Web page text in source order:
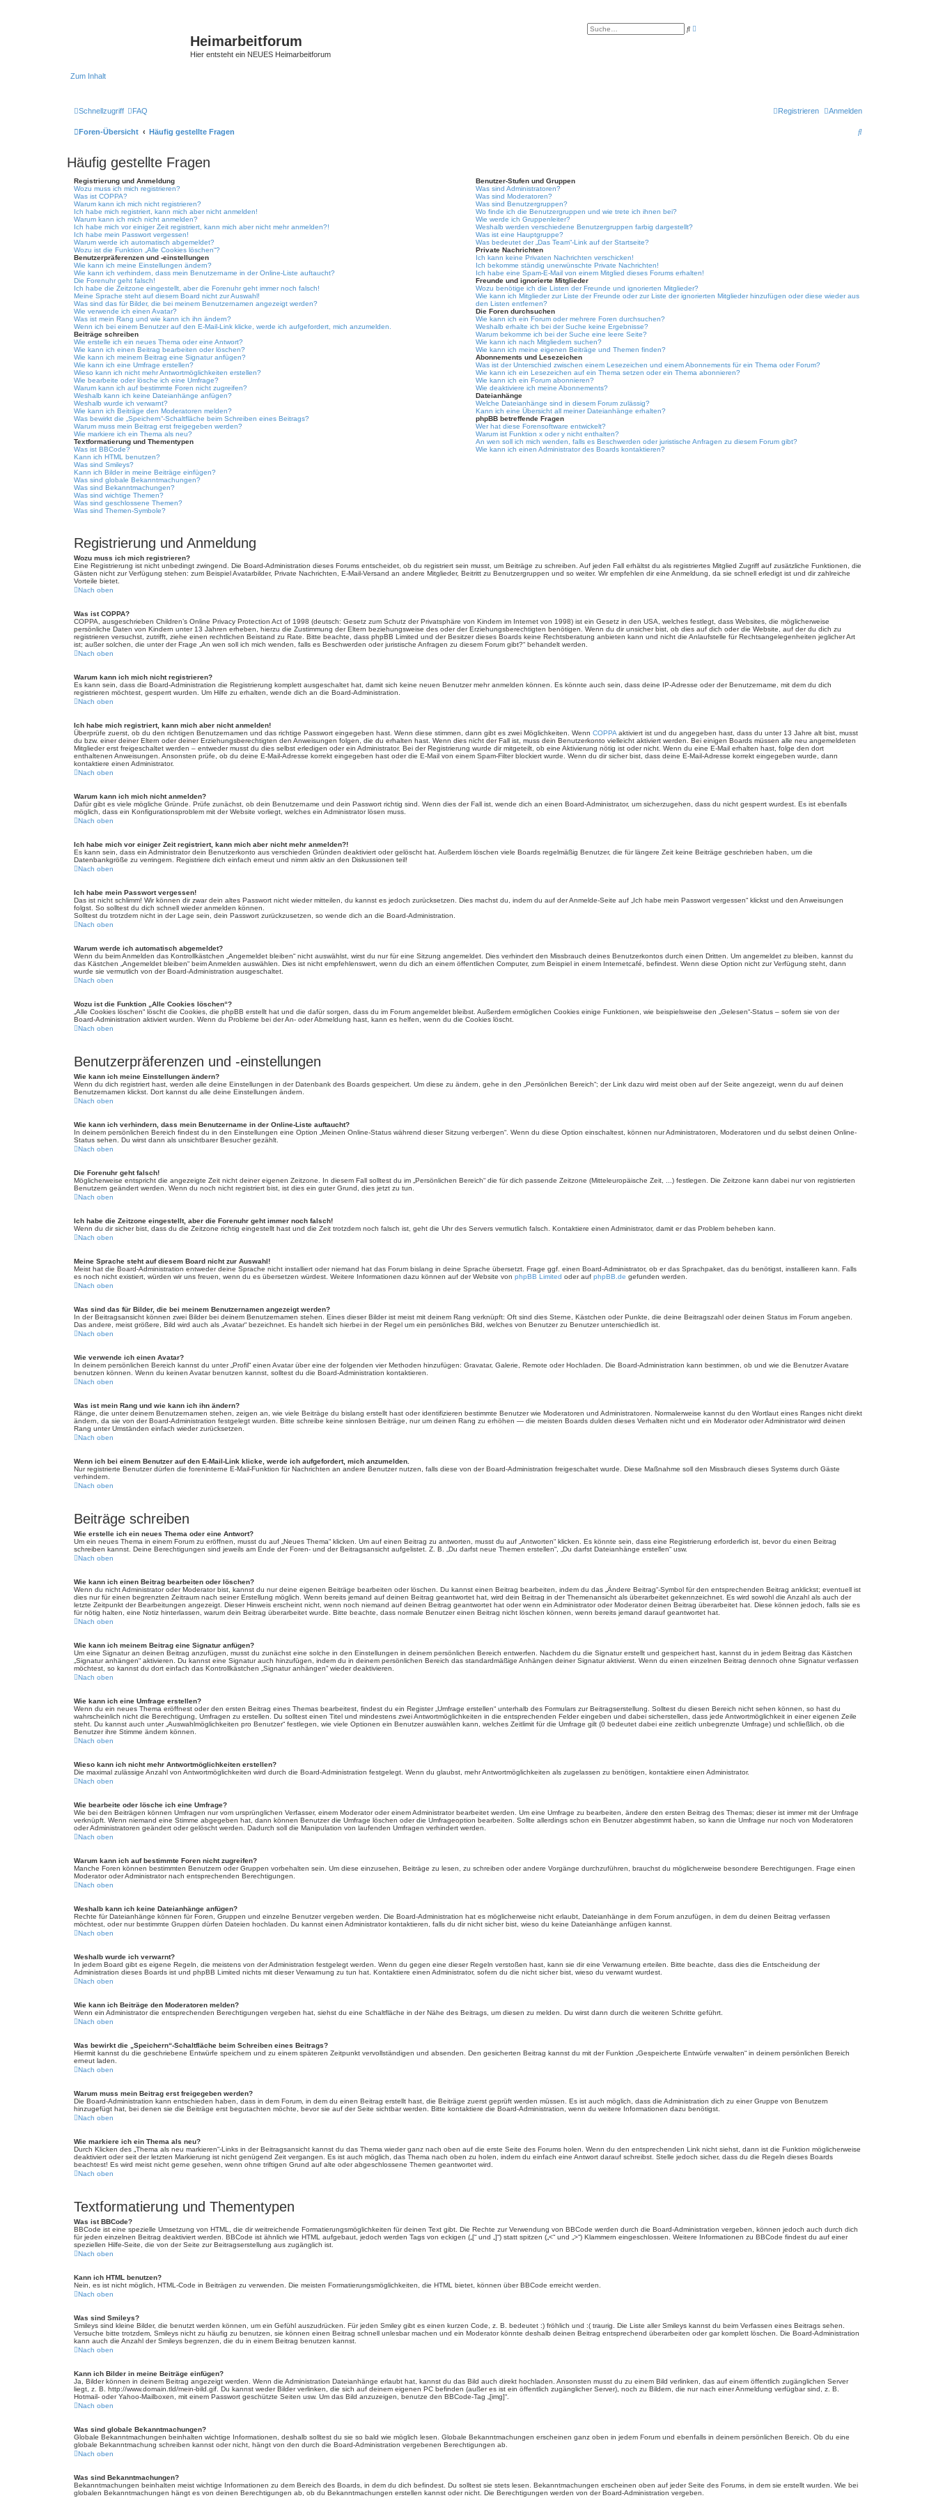
Heimarbeitforum
Hier entsteht ein NEUES Heimarbeitforum
Zum Inhalt
S
Schnellzugriff FAQ Anmelden
Registrieren
Foren-Übersicht Häufig gestellte Fragen
S
Häufig gestellte Fragen
Registrierung und Anmeldung
Wozu muss ich mich registrieren?
Was ist COPPA?
Warum kann ich mich nicht registrieren?
Ich habe mich registriert, kann mich aber nicht anmelden!
Warum kann ich mich nicht anmelden?
Ich habe mich vor einiger Zeit registriert, kann mich aber nicht mehr anmelden?!
Ich habe mein Passwort vergessen!
Warum werde ich automatisch abgemeldet?
Wozu ist die Funktion „Alle Cookies löschen“?
Benutzerpräferenzen und -einstellungen
Wie kann ich meine Einstellungen ändern?
Wie kann ich verhindern, dass mein Benutzername in der Online-Liste auftaucht?
Die Forenuhr geht falsch!
Ich habe die Zeitzone eingestellt, aber die Forenuhr geht immer noch falsch!
Meine Sprache steht auf diesem Board nicht zur Auswahl!
Was sind das für Bilder, die bei meinem Benutzernamen angezeigt werden?
Wie verwende ich einen Avatar?
Was ist mein Rang und wie kann ich ihn ändern?
Wenn ich bei einem Benutzer auf den E-Mail-Link klicke, werde ich aufgefordert, mich anzumelden.
Beiträge schreiben
Wie erstelle ich ein neues Thema oder eine Antwort?
Wie kann ich einen Beitrag bearbeiten oder löschen?
Wie kann ich meinem Beitrag eine Signatur anfügen?
Wie kann ich eine Umfrage erstellen?
Wieso kann ich nicht mehr Antwortmöglichkeiten erstellen?
Wie bearbeite oder lösche ich eine Umfrage?
Warum kann ich auf bestimmte Foren nicht zugreifen?
Weshalb kann ich keine Dateianhänge anfügen?
Weshalb wurde ich verwarnt?
Wie kann ich Beiträge den Moderatoren melden?
Was bewirkt die „Speichern“-Schaltfläche beim Schreiben eines Beitrags?
Warum muss mein Beitrag erst freigegeben werden?
Wie markiere ich ein Thema als neu?
Textformatierung und Thementypen
Was ist BBCode?
Kann ich HTML benutzen?
Was sind Smileys?
Kann ich Bilder in meine Beiträge einfügen?
Was sind globale Bekanntmachungen?
Was sind Bekanntmachungen?
Was sind wichtige Themen?
Was sind geschlossene Themen?
Was sind Themen-Symbole?
Benutzer-Stufen und Gruppen
Was sind Administratoren?
Was sind Moderatoren?
Was sind Benutzergruppen?
Wo finde ich die Benutzergruppen und wie trete ich ihnen bei?
Wie werde ich Gruppenleiter?
Weshalb werden verschiedene Benutzergruppen farbig dargestellt?
Was ist eine Hauptgruppe?
Was bedeutet der „Das Team“-Link auf der Startseite?
Private Nachrichten
Ich kann keine Privaten Nachrichten verschicken!
Ich bekomme ständig unerwünschte Private Nachrichten!
Ich habe eine Spam-E-Mail von einem Mitglied dieses Forums erhalten!
Freunde und ignorierte Mitglieder
Wozu benötige ich die Listen der Freunde und ignorierten Mitglieder?
Wie kann ich Mitglieder zur Liste der Freunde oder zur Liste der ignorierten Mitglieder hinzufügen oder diese wieder aus
den Listen entfernen?
Die Foren durchsuchen
Wie kann ich ein Forum oder mehrere Foren durchsuchen?
Weshalb erhalte ich bei der Suche keine Ergebnisse?
Warum bekomme ich bei der Suche eine leere Seite?
Wie kann ich nach Mitgliedern suchen?
Wie kann ich meine eigenen Beiträge und Themen finden?
Abonnements und Lesezeichen
Was ist der Unterschied zwischen einem Lesezeichen und einem Abonnements für ein Thema oder Forum?
Wie kann ich ein Lesezeichen auf ein Thema setzen oder ein Thema abonnieren?
Wie kann ich ein Forum abonnieren?
Wie deaktiviere ich meine Abonnements?
Dateianhänge
Welche Dateianhänge sind in diesem Forum zulässig?
Kann ich eine Übersicht all meiner Dateianhänge erhalten?
phpBB betreffende Fragen
Wer hat diese Forensoftware entwickelt?
Warum ist Funktion x oder y nicht enthalten?
An wen soll ich mich wenden, falls es Beschwerden oder juristische Anfragen zu diesem Forum gibt?
Wie kann ich einen Administrator des Boards kontaktieren?
Registrierung und Anmeldung
Wozu muss ich mich registrieren?
Eine Registrierung ist nicht unbedingt zwingend. Die Board-Administration dieses Forums entscheidet, ob du registriert sein musst, um Beiträge zu schreiben. Auf jeden Fall erhältst du als registriertes Mitglied Zugriff auf zusätzliche Funktionen, die
Gästen nicht zur Verfügung stehen: zum Beispiel Avatarbilder, Private Nachrichten, E-Mail-Versand an andere Mitglieder, Beitritt zu Benutzergruppen und so weiter. Wir empfehlen dir eine Anmeldung, da sie schnell erledigt ist und dir zahlreiche
Vorteile bietet.
Nach oben
Was ist COPPA?
COPPA, ausgeschrieben Children’s Online Privacy Protection Act of 1998 (deutsch: Gesetz zum Schutz der Privatsphäre von Kindern im Internet von 1998) ist ein Gesetz in den USA, welches festlegt, dass Websites, die möglicherweise
persönliche Daten von Kindern unter 13 Jahren erheben, hierzu die Zustimmung der Eltern beziehungsweise des oder der Erziehungsberechtigten benötigen. Wenn du dir unsicher bist, ob dies auf dich oder die Website, auf der du dich zu
registrieren versuchst, zutrifft, ziehe einen rechtlichen Beistand zu Rate. Bitte beachte, dass phpBB Limited und der Besitzer dieses Boards keine Rechtsberatung anbieten kann und nicht die Anlaufstelle für Rechtsangelegenheiten jeglicher Art
ist; außer solchen, die unter der Frage „An wen soll ich mich wenden, falls es Beschwerden oder juristische Anfragen zu diesem Forum gibt?“ behandelt werden.
Nach oben
Warum kann ich mich nicht registrieren?
Es kann sein, dass die Board-Administration die Registrierung komplett ausgeschaltet hat, damit sich keine neuen Benutzer mehr anmelden können. Es könnte auch sein, dass deine IP-Adresse oder der Benutzername, mit dem du dich
registrieren möchtest, gesperrt wurden. Um Hilfe zu erhalten, wende dich an die Board-Administration.
Nach oben
Ich habe mich registriert, kann mich aber nicht anmelden!
Überprüfe zuerst, ob du den richtigen Benutzernamen und das richtige Passwort eingegeben hast. Wenn diese stimmen, dann gibt es zwei Möglichkeiten. Wenn COPPA aktiviert ist und du angegeben hast, dass du unter 13 Jahre alt bist, musst
du bzw. einer deiner Eltern oder deiner Erziehungsberechtigten den Anweisungen folgen, die du erhalten hast. Wenn dies nicht der Fall ist, muss dein Benutzerkonto vielleicht aktiviert werden. Bei einigen Boards müssen alle neu angemeldeten
Mitglieder erst freigeschaltet werden – entweder musst du dies selbst erledigen oder ein Administrator. Bei der Registrierung wurde dir mitgeteilt, ob eine Aktivierung nötig ist oder nicht. Wenn du eine E-Mail erhalten hast, folge den dort
enthaltenen Anweisungen. Ansonsten prüfe, ob du deine E-Mail-Adresse korrekt eingegeben hast oder die E-Mail von einem Spam-Filter blockiert wurde. Wenn du dir sicher bist, dass deine E-Mail-Adresse korrekt eingegeben wurde, dann
kontaktiere einen Administrator.
Nach oben
Warum kann ich mich nicht anmelden?
Dafür gibt es viele mögliche Gründe. Prüfe zunächst, ob dein Benutzername und dein Passwort richtig sind. Wenn dies der Fall ist, wende dich an einen Board-Administrator, um sicherzugehen, dass du nicht gesperrt wurdest. Es ist ebenfalls
möglich, dass ein Konfigurationsproblem mit der Website vorliegt, welches ein Administrator lösen muss.
Nach oben
Ich habe mich vor einiger Zeit registriert, kann mich aber nicht mehr anmelden?!
Es kann sein, dass ein Administrator dein Benutzerkonto aus verschieden Gründen deaktiviert oder gelöscht hat. Außerdem löschen viele Boards regelmäßig Benutzer, die für längere Zeit keine Beiträge geschrieben haben, um die
Datenbankgröße zu verringern. Registriere dich einfach erneut und nimm aktiv an den Diskussionen teil!
Nach oben
Ich habe mein Passwort vergessen!
Das ist nicht schlimm! Wir können dir zwar dein altes Passwort nicht wieder mitteilen, du kannst es jedoch zurücksetzen. Dies machst du, indem du auf der Anmelde-Seite auf „Ich habe mein Passwort vergessen“ klickst und den Anweisungen
folgst. So solltest du dich schnell wieder anmelden können.
Solltest du trotzdem nicht in der Lage sein, dein Passwort zurückzusetzen, so wende dich an die Board-Administration.
Nach oben
Warum werde ich automatisch abgemeldet?
Wenn du beim Anmelden das Kontrollkästchen „Angemeldet bleiben“ nicht auswählst, wirst du nur für eine Sitzung angemeldet. Dies verhindert den Missbrauch deines Benutzerkontos durch einen Dritten. Um angemeldet zu bleiben, kannst du
das Kästchen „Angemeldet bleiben“ beim Anmelden auswählen. Dies ist nicht empfehlenswert, wenn du dich an einem öffentlichen Computer, zum Beispiel in einem Internetcafé, befindest. Wenn diese Option nicht zur Verfügung steht, dann
wurde sie vermutlich von der Board-Administration ausgeschaltet.
Nach oben
Wozu ist die Funktion „Alle Cookies löschen“?
„Alle Cookies löschen“ löscht die Cookies, die phpBB erstellt hat und die dafür sorgen, dass du im Forum angemeldet bleibst. Außerdem ermöglichen Cookies einige Funktionen, wie beispielsweise den „Gelesen“-Status – sofern sie von der
Board-Administration aktiviert wurden. Wenn du Probleme bei der An- oder Abmeldung hast, kann es helfen, wenn du die Cookies löscht.
Nach oben
Benutzerpräferenzen und -einstellungen
Wie kann ich meine Einstellungen ändern?
Wenn du dich registriert hast, werden alle deine Einstellungen in der Datenbank des Boards gespeichert. Um diese zu ändern, gehe in den „Persönlichen Bereich“; der Link dazu wird meist oben auf der Seite angezeigt, wenn du auf deinen
Benutzernamen klickst. Dort kannst du alle deine Einstellungen ändern.
Nach oben
Wie kann ich verhindern, dass mein Benutzername in der Online-Liste auftaucht?
In deinem persönlichen Bereich findest du in den Einstellungen eine Option „Meinen Online-Status während dieser Sitzung verbergen“. Wenn du diese Option einschaltest, können nur Administratoren, Moderatoren und du selbst deinen Online-
Status sehen. Du wirst dann als unsichtbarer Besucher gezählt.
Nach oben
Die Forenuhr geht falsch!
Möglicherweise entspricht die angezeigte Zeit nicht deiner eigenen Zeitzone. In diesem Fall solltest du im „Persönlichen Bereich“ die für dich passende Zeitzone (Mitteleuropäische Zeit, ...) festlegen. Die Zeitzone kann dabei nur von registrierten
Benutzern geändert werden. Wenn du noch nicht registriert bist, ist dies ein guter Grund, dies jetzt zu tun.
Nach oben
Ich habe die Zeitzone eingestellt, aber die Forenuhr geht immer noch falsch!
Wenn du dir sicher bist, dass du die Zeitzone richtig eingestellt hast und die Zeit trotzdem noch falsch ist, geht die Uhr des Servers vermutlich falsch. Kontaktiere einen Administrator, damit er das Problem beheben kann.
Nach oben
Meine Sprache steht auf diesem Board nicht zur Auswahl!
Meist hat die Board-Administration entweder deine Sprache nicht installiert oder niemand hat das Forum bislang in deine Sprache übersetzt. Frage ggf. einen Board-Administrator, ob er das Sprachpaket, das du benötigst, installieren kann. Falls
es noch nicht existiert, würden wir uns freuen, wenn du es übersetzen würdest. Weitere Informationen dazu können auf der Website von phpBB Limited oder auf phpBB.de gefunden werden.
Nach oben
Was sind das für Bilder, die bei meinem Benutzernamen angezeigt werden?
In der Beitragsansicht können zwei Bilder bei deinem Benutzernamen stehen. Eines dieser Bilder ist meist mit deinem Rang verknüpft: Oft sind dies Sterne, Kästchen oder Punkte, die deine Beitragszahl oder deinen Status im Forum angeben.
Das andere, meist größere, Bild wird auch als „Avatar“ bezeichnet. Es handelt sich hierbei in der Regel um ein persönliches Bild, welches von Benutzer zu Benutzer unterschiedlich ist.
Nach oben
Wie verwende ich einen Avatar?
In deinem persönlichen Bereich kannst du unter „Profil“ einen Avatar über eine der folgenden vier Methoden hinzufügen: Gravatar, Galerie, Remote oder Hochladen. Die Board-Administration kann bestimmen, ob und wie die Benutzer Avatare
benutzen können. Wenn du keinen Avatar benutzen kannst, solltest du die Board-Administration kontaktieren.
Nach oben
Was ist mein Rang und wie kann ich ihn ändern?
Ränge, die unter deinem Benutzernamen stehen, zeigen an, wie viele Beiträge du bislang erstellt hast oder identifizieren bestimmte Benutzer wie Moderatoren und Administratoren. Normalerweise kannst du den Wortlaut eines Ranges nicht direkt
ändern, da sie von der Board-Administration festgelegt wurden. Bitte schreibe keine sinnlosen Beiträge, nur um deinen Rang zu erhöhen — die meisten Boards dulden dieses Verhalten nicht und ein Moderator oder Administrator wird deinen
Rang unter Umständen einfach wieder zurücksetzen.
Nach oben
Wenn ich bei einem Benutzer auf den E-Mail-Link klicke, werde ich aufgefordert, mich anzumelden.
Nur registrierte Benutzer dürfen die foreninterne E-Mail-Funktion für Nachrichten an andere Benutzer nutzen, falls diese von der Board-Administration freigeschaltet wurde. Diese Maßnahme soll den Missbrauch dieses Systems durch Gäste
verhindern.
Nach oben
Beiträge schreiben
Wie erstelle ich ein neues Thema oder eine Antwort?
Um ein neues Thema in einem Forum zu eröffnen, musst du auf „Neues Thema“ klicken. Um auf einen Beitrag zu antworten, musst du auf „Antworten“ klicken. Es könnte sein, dass eine Registrierung erforderlich ist, bevor du einen Beitrag
schreiben kannst. Deine Berechtigungen sind jeweils am Ende der Foren- und der Beitragsansicht aufgelistet. Z. B. „Du darfst neue Themen erstellen“, „Du darfst Dateianhänge erstellen“ usw.
Nach oben
Wie kann ich einen Beitrag bearbeiten oder löschen?
Wenn du nicht Administrator oder Moderator bist, kannst du nur deine eigenen Beiträge bearbeiten oder löschen. Du kannst einen Beitrag bearbeiten, indem du das „Ändere Beitrag“-Symbol für den entsprechenden Beitrag anklickst; eventuell ist
dies nur für einen begrenzten Zeitraum nach seiner Erstellung möglich. Wenn bereits jemand auf deinen Beitrag geantwortet hat, wird dein Beitrag in der Themenansicht als überarbeitet gekennzeichnet. Es wird sowohl die Anzahl als auch der
letzte Zeitpunkt der Bearbeitungen angezeigt. Dieser Hinweis erscheint nicht, wenn noch niemand auf deinen Beitrag geantwortet hat oder wenn ein Administrator oder Moderator deinen Beitrag überarbeitet hat. Diese können jedoch, falls sie es
für nötig halten, eine Notiz hinterlassen, warum dein Beitrag überarbeitet wurde. Bitte beachte, dass normale Benutzer einen Beitrag nicht löschen können, wenn bereits jemand darauf geantwortet hat.
Nach oben
Wie kann ich meinem Beitrag eine Signatur anfügen?
Um eine Signatur an deinen Beitrag anzufügen, musst du zunächst eine solche in den Einstellungen in deinem persönlichen Bereich entwerfen. Nachdem du die Signatur erstellt und gespeichert hast, kannst du in jedem Beitrag das Kästchen
„Signatur anhängen“ aktivieren. Du kannst eine Signatur auch hinzufügen, indem du in deinem persönlichen Bereich das standardmäßige Anhängen deiner Signatur aktivierst. Wenn du einen einzelnen Beitrag dennoch ohne Signatur verfassen
möchtest, so kannst du dort einfach das Kontrollkästchen „Signatur anhängen“ wieder deaktivieren.
Nach oben
Wie kann ich eine Umfrage erstellen?
Wenn du ein neues Thema eröffnest oder den ersten Beitrag eines Themas bearbeitest, findest du ein Register „Umfrage erstellen“ unterhalb des Formulars zur Beitragserstellung. Solltest du diesen Bereich nicht sehen können, so hast du
wahrscheinlich nicht die Berechtigung, Umfragen zu erstellen. Du solltest einen Titel und mindestens zwei Antwortmöglichkeiten in die entsprechenden Felder eingeben und dabei sicherstellen, dass jede Antwortmöglichkeit in einer eigenen Zeile
steht. Du kannst auch unter „Auswahlmöglichkeiten pro Benutzer“ festlegen, wie viele Optionen ein Benutzer auswählen kann, welches Zeitlimit für die Umfrage gilt (0 bedeutet dabei eine zeitlich unbegrenzte Umfrage) und schließlich, ob die
Benutzer ihre Stimme ändern können.
Nach oben
Wieso kann ich nicht mehr Antwortmöglichkeiten erstellen?
Die maximal zulässige Anzahl von Antwortmöglichkeiten wird durch die Board-Administration festgelegt. Wenn du glaubst, mehr Antwortmöglichkeiten als zugelassen zu benötigen, kontaktiere einen Administrator.
Nach oben
Wie bearbeite oder lösche ich eine Umfrage?
Wie bei den Beiträgen können Umfragen nur vom ursprünglichen Verfasser, einem Moderator oder einem Administrator bearbeitet werden. Um eine Umfrage zu bearbeiten, ändere den ersten Beitrag des Themas; dieser ist immer mit der Umfrage
verknüpft. Wenn niemand eine Stimme abgegeben hat, dann können Benutzer die Umfrage löschen oder die Umfrageoption bearbeiten. Sollte allerdings schon ein Benutzer abgestimmt haben, so kann die Umfrage nur noch von Moderatoren
oder Administratoren geändert oder gelöscht werden. Dadurch soll die Manipulation von laufenden Umfragen verhindert werden.
Nach oben
Warum kann ich auf bestimmte Foren nicht zugreifen?
Manche Foren können bestimmten Benutzern oder Gruppen vorbehalten sein. Um diese einzusehen, Beiträge zu lesen, zu schreiben oder andere Vorgänge durchzuführen, brauchst du möglicherweise besondere Berechtigungen. Frage einen
Moderator oder Administrator nach entsprechenden Berechtigungen.
Nach oben
Weshalb kann ich keine Dateianhänge anfügen?
Rechte für Dateianhänge können für Foren, Gruppen und einzelne Benutzer vergeben werden. Die Board-Administration hat es möglicherweise nicht erlaubt, Dateianhänge in dem Forum anzufügen, in dem du deinen Beitrag verfassen
möchtest, oder nur bestimmte Gruppen dürfen Dateien hochladen. Du kannst einen Administrator kontaktieren, falls du dir nicht sicher bist, wieso du keine Dateianhänge anfügen kannst.
Nach oben
Weshalb wurde ich verwarnt?
In jedem Board gibt es eigene Regeln, die meistens von der Administration festgelegt werden. Wenn du gegen eine dieser Regeln verstoßen hast, kann sie dir eine Verwarnung erteilen. Bitte beachte, dass dies die Entscheidung der
Administration dieses Boards ist und phpBB Limited nichts mit dieser Verwarnung zu tun hat. Kontaktiere einen Administrator, sofern du die nicht sicher bist, wieso du verwarnt wurdest.
Nach oben
Wie kann ich Beiträge den Moderatoren melden?
Wenn ein Administrator die entsprechenden Berechtigungen vergeben hat, siehst du eine Schaltfläche in der Nähe des Beitrags, um diesen zu melden. Du wirst dann durch die weiteren Schritte geführt.
Nach oben
Was bewirkt die „Speichern“-Schaltfläche beim Schreiben eines Beitrags?
Hiermit kannst du die geschriebene Entwürfe speichern und zu einem späteren Zeitpunkt vervollständigen und absenden. Den gesicherten Beitrag kannst du mit der Funktion „Gespeicherte Entwürfe verwalten“ in deinem persönlichen Bereich
erneut laden.
Nach oben
Warum muss mein Beitrag erst freigegeben werden?
Die Board-Administration kann entschieden haben, dass in dem Forum, in dem du einen Beitrag erstellt hast, die Beiträge zuerst geprüft werden müssen. Es ist auch möglich, dass die Administration dich zu einer Gruppe von Benutzern
hinzugefügt hat, bei denen sie die Beiträge erst begutachten möchte, bevor sie auf der Seite sichtbar werden. Bitte kontaktiere die Board-Administration, wenn du weitere Informationen dazu benötigst.
Nach oben
Wie markiere ich ein Thema als neu?
Durch Klicken des „Thema als neu markieren“-Links in der Beitragsansicht kannst du das Thema wieder ganz nach oben auf die erste Seite des Forums holen. Wenn du den entsprechenden Link nicht siehst, dann ist die Funktion möglicherweise
deaktiviert oder seit der letzten Markierung ist nicht genügend Zeit vergangen. Es ist auch möglich, das Thema nach oben zu holen, indem du einfach eine Antwort darauf schreibst. Stelle jedoch sicher, dass du die Regeln dieses Boards
beachtest! Es wird meist nicht gerne gesehen, wenn ohne triftigen Grund auf alte oder abgeschlossene Themen geantwortet wird.
Nach oben
Textformatierung und Thementypen
Was ist BBCode?
BBCode ist eine spezielle Umsetzung von HTML, die dir weitreichende Formatierungsmöglichkeiten für deinen Text gibt. Die Rechte zur Verwendung von BBCode werden durch die Board-Administration vergeben, können jedoch auch durch dich
für jeden einzelnen Beitrag deaktiviert werden. BBCode ist ähnlich wie HTML aufgebaut, jedoch werden Tags von eckigen („[“ und „]“) statt spitzen („<“ und „>“) Klammern eingeschlossen. Weitere Informationen zu BBCode findest du auf einer
speziellen Hilfe-Seite, die von der Seite zur Beitragserstellung aus zugänglich ist.
Nach oben
Kann ich HTML benutzen?
Nein, es ist nicht möglich, HTML-Code in Beiträgen zu verwenden. Die meisten Formatierungsmöglichkeiten, die HTML bietet, können über BBCode erreicht werden.
Nach oben
Was sind Smileys?
Smileys sind kleine Bilder, die benutzt werden können, um ein Gefühl auszudrücken. Für jeden Smiley gibt es einen kurzen Code, z. B. bedeutet :) fröhlich und :( traurig. Die Liste aller Smileys kannst du beim Verfassen eines Beitrags sehen.
Versuche bitte trotzdem, Smileys nicht zu häufig zu benutzen, sie können einen Beitrag schnell unlesbar machen und ein Moderator könnte deshalb deinen Beitrag entsprechend überarbeiten oder gar komplett löschen. Die Board-Administration
kann auch die Anzahl der Smileys begrenzen, die du in einem Beitrag benutzen kannst.
Nach oben
Kann ich Bilder in meine Beiträge einfügen?
Ja, Bilder können in deinem Beitrag angezeigt werden. Wenn die Administration Dateianhänge erlaubt hat, kannst du das Bild auch direkt hochladen. Ansonsten musst du zu einem Bild verlinken, das auf einem öffentlich zugänglichen Server
liegt, z. B. http://www.domain.tld/mein-bild.gif. Du kannst weder Bilder verlinken, die sich auf deinem eigenen PC befinden (außer es ist ein öffentlich zugänglicher Server), noch zu Bildern, die nur nach einer Anmeldung verfügbar sind, z. B.
Hotmail- oder Yahoo-Mailboxen, mit einem Passwort geschützte Seiten usw. Um das Bild anzuzeigen, benutze den BBCode-Tag „[img]“.
Nach oben
Was sind globale Bekanntmachungen?
Globale Bekanntmachungen beinhalten wichtige Informationen, deshalb solltest du sie so bald wie möglich lesen. Globale Bekanntmachungen erscheinen ganz oben in jedem Forum und ebenfalls in deinem persönlichen Bereich. Ob du eine
globale Bekanntmachung schreiben kannst oder nicht, hängt von den durch die Board-Administration vergebenen Berechtigungen ab.
Nach oben
Was sind Bekanntmachungen?
Bekanntmachungen beinhalten meist wichtige Informationen zu dem Bereich des Boards, in dem du dich befindest. Du solltest sie stets lesen. Bekanntmachungen erscheinen oben auf jeder Seite des Forums, in dem sie erstellt wurden. Wie bei
globalen Bekanntmachungen hängt es von deinen Berechtigungen ab, ob du Bekanntmachungen erstellen kannst oder nicht. Die Berechtigungen werden von der Board-Administration vergeben.